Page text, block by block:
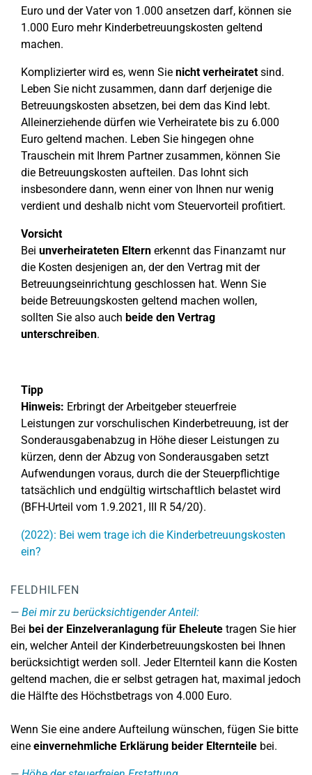
Euro und der Vater von 1.000 ansetzen darf, können sie
1.000 Euro mehr Kinderbetreuungskosten geltend
machen.
Komplizierter wird es, wenn Sie nicht verheiratetsind.
Leben Sie nicht zusammen, dann darf derjenige die
Betreuungskosten absetzen, bei dem das Kind lebt.
Alleinerziehende dürfen wie Verheiratete bis zu 6.000
Euro geltend machen. Leben Sie hingegen ohne
Trauschein mit Ihrem Partner zusammen, können Sie
die Betreuungskosten aufteilen. Das lohnt sich
insbesondere dann, wenn einer von Ihnen nur wenig
verdient und deshalb nicht vom Steuervorteil profitiert.
Vorsicht
Bei unverheirateten Eltern erkennt das Finanzamt nur
die Kosten desjenigen an, der den Vertrag mit der
Betreuungseinrichtung geschlossen hat. Wenn Sie
beide Betreuungskosten geltend machen wollen,
sollten Sie also auch beide den Vertrag
unterschreiben.
Tipp
Hinweis: Erbringt der Arbeitgeber steuerfreie
Leistungen zur vorschulischen Kinderbetreuung, ist der
Sonderausgabenabzug in Höhe dieser Leistungen zu
kürzen, denn der Abzug von Sonderausgaben setzt
Aufwendungen voraus, durch die der Steuerpflichtige
tatsächlich und endgültig wirtschaftlich belastet wird
(BFH-Urteil vom 1.9.2021, III R 54/20).
(2022): Bei wem trage ich die Kinderbetreuungskosten
ein?
FELDHILFEN
Bei mir zu berücksichtigender Anteil:
Bei bei der Einzelveranlagung für Eheleute tragen Sie hier
ein, welcher Anteil der Kinderbetreuungskosten bei Ihnen
berücksichtigt werden soll. Jeder Elternteil kann die Kosten
geltend machen, die er selbst getragen hat, maximal jedoch
die Hälfte des Höchstbetrags von 4.000 Euro.
Wenn Sie eine andere Aufteilung wünschen, fügen Sie bitte
eine einvernehmliche Erklärung beider Elternteile bei.